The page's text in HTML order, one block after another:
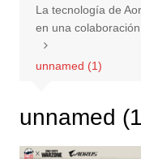
La tecnología de
en una
unnamed (1)
unnamed